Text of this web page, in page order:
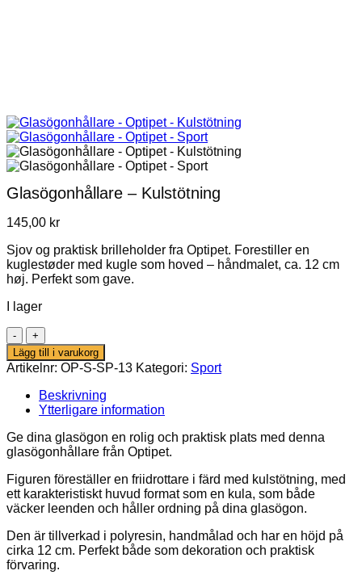
Glasögonhållare – Kulstötning
145,00 kr
Sjov og praktisk brilleholder fra Optipet. Forestiller en
kuglestøder med kugle som hoved – håndmalet, ca. 12 cm
høj. Perfekt som gave.
I lager
Glasögonhållare
–
Kulstötning
mängd
Lägg till i varukorg
Artikelnr: OP-S-SP-13 Kategori: Sport
Beskrivning
Ytterligare information
Ge dina glasögon en rolig och praktisk plats med denna
glasögonhållare från Optipet.
Figuren föreställer en friidrottare i färd med kulstötning, med
ett karakteristiskt huvud format som en kula, som både
väcker leenden och håller ordning på dina glasögon.
Den är tillverkad i polyresin, handmålad och har en höjd på
cirka 12 cm. Perfekt både som dekoration och praktisk
förvaring.